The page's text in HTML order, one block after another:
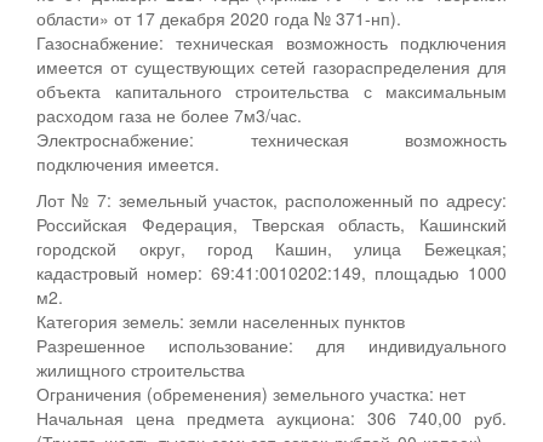
области» от 17 декабря 2020 года № 371-нп).
Газоснабжение: техническая возможность подключения
имеется от существующих сетей газораспределения для
объекта капитального строительства с максимальным
расходом газа не более 7м3/час.
Электроснабжение: техническая возможность
подключения имеется.
Лот № 7: земельный участок, расположенный по адресу:
Российская Федерация, Тверская область, Кашинский
городской округ, город Кашин, улица Бежецкая;
кадастровый номер: 69:41:0010202:149, площадью 1000
м2.
Категория земель: земли населенных пунктов
Разрешенное использование: для индивидуального
жилищного строительства
Ограничения (обременения) земельного участка: нет
Начальная цена предмета аукциона: 306 740,00 руб.